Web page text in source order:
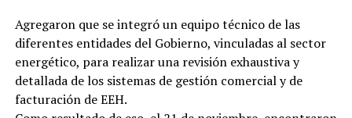
Agregaron que se integró un equipo técnico de las
diferentes entidades del Gobierno, vinculadas al sector
energético, para realizar una revisión exhaustiva y
detallada de los sistemas de gestión comercial y de
facturación de EEH.